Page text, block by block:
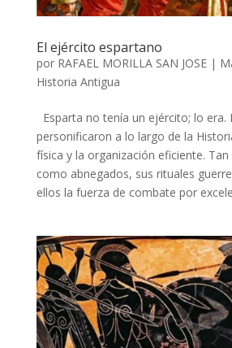
El ejército espartano
por RAFAEL MORILLA SAN JOSE|
Historia Antigua
Esparta no tenía un ejército; lo era.
personificaron a lo largo de la
física y la organización eficiente. Tan
como abnegados, sus rituales
ellos la fuerza de combate por